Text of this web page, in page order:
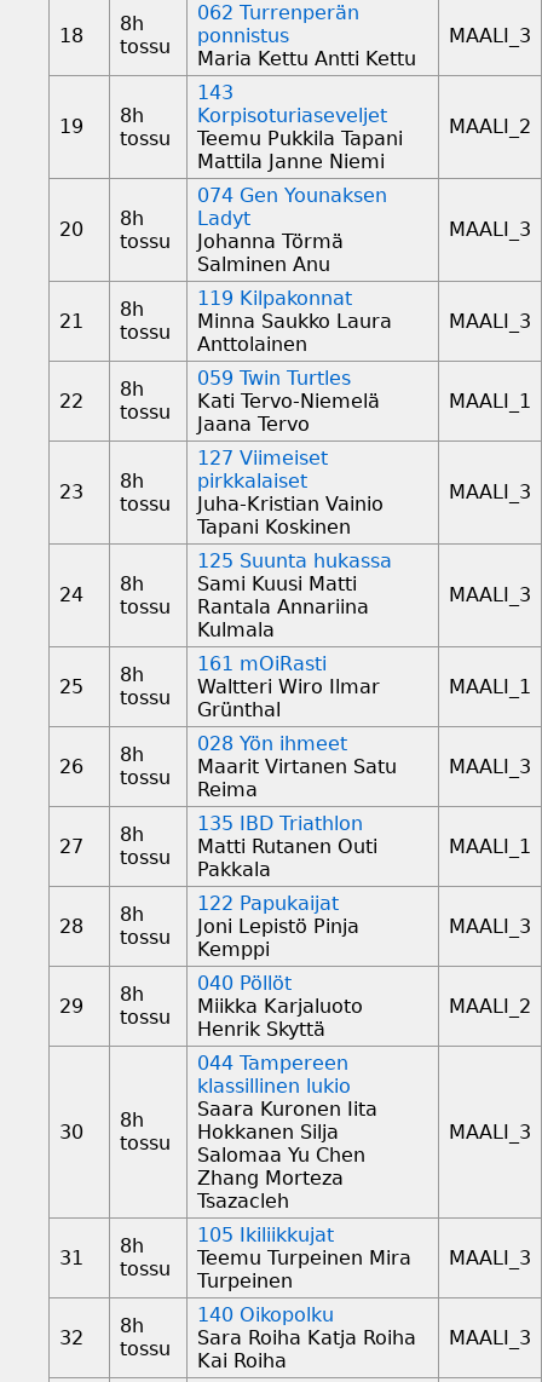
18
8h
tossu
062 Turrenperän
ponnistus
Maria Kettu Antti Kettu
MAALI_3
19
8h
tossu
143
Korpisoturiaseveljet
Teemu Pukkila Tapani
Mattila Janne Niemi
MAALI_2
20
8h
tossu
074 Gen Younaksen
Ladyt
Johanna Törmä
Salminen Anu
MAALI_3
21
8h
tossu
119 Kilpakonnat
Minna Saukko Laura
Anttolainen
MAALI_3
22
8h
tossu
059 Twin Turtles
Kati Tervo-Niemelä
Jaana Tervo
MAALI_1
23
8h
tossu
127 Viimeiset
pirkkalaiset
Juha-Kristian Vainio
Tapani Koskinen
MAALI_3
24
8h
tossu
125 Suunta hukassa
Sami Kuusi Matti
Rantala Annariina
Kulmala
MAALI_3
25
8h
tossu
161 mOiRasti
Waltteri Wiro Ilmar
Grünthal
MAALI_1
26
8h
tossu
028 Yön ihmeet
Maarit Virtanen Satu
Reima
MAALI_3
27
8h
tossu
135 IBD Triathlon
Matti Rutanen Outi
Pakkala
MAALI_1
28
8h
tossu
122 Papukaijat
Joni Lepistö Pinja
Kemppi
MAALI_3
29
8h
tossu
040 Pöllöt
Miikka Karjaluoto
Henrik Skyttä
MAALI_2
30
8h
tossu
044 Tampereen
klassillinen lukio
Saara Kuronen Iita
Hokkanen Silja
Salomaa Yu Chen
Zhang Morteza
Tsazacleh
MAALI_3
31
8h
tossu
105 Ikiliikkujat
Teemu Turpeinen Mira
Turpeinen
MAALI_3
32
8h
tossu
140 Oikopolku
Sara Roiha Katja Roiha
Kai Roiha
MAALI_3